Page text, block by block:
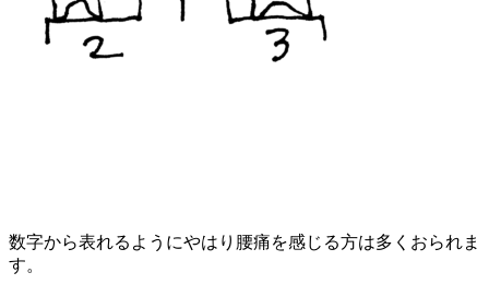
数字から表れるようにやはり腰痛を感じる方は多くおられま
す。